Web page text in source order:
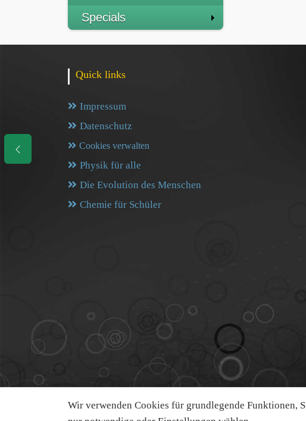
Wir verwenden Cookies für grundlegende Funktionen,
Specials
Quick links
Impressum
Datenschutz
Cookies verwalten
Physik für alle
Die Evolution des Menschen
Chemie für Schüler